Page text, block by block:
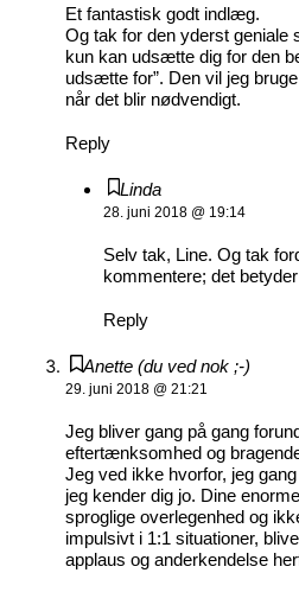
Et fantastisk godt indlæg.
Og tak for den yderst geniale
kun kan udsætte dig for den
udsætte for”. Den vil jeg
når det blir nødvendigt.
Reply
Linda
28. juni 2018 @ 19:14
Selv tak, Line. Og tak
kommentere; det
Reply
Anette (du ved nok ;-)
29. juni 2018 @ 21:21
Jeg bliver gang på gang
eftertænksomhed og
Jeg ved ikke hvorfor, jeg
jeg kender dig jo. Dine
sproglige overlegenhed og
impulsivt i 1:1 situationer,
applaus og anderkendelse